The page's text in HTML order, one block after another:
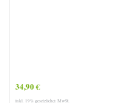
34,90 €
inkl. 19% gesetzlicher MwSt.